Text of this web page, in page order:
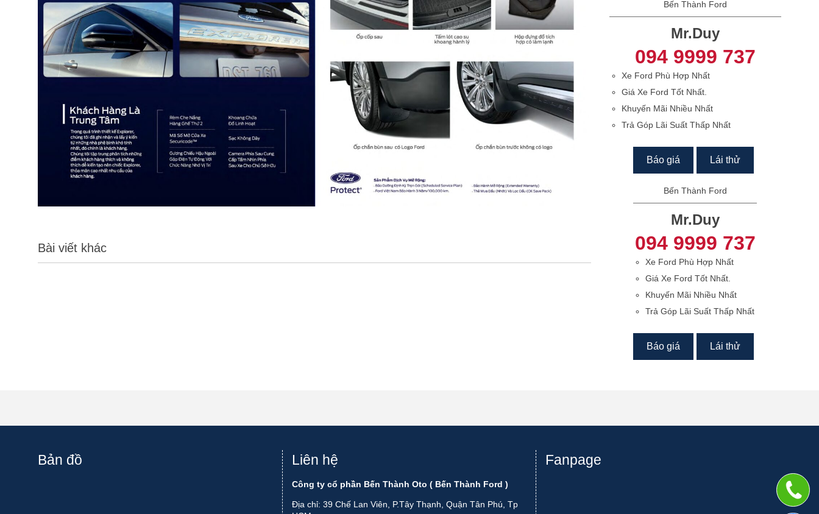
Bài viết khác
Bến Thành Ford
Mr.Duy
094 9999 737
Xe Ford Phù Hợp Nhất
Giá Xe Ford Tốt Nhất.
Khuyến Mãi Nhiều Nhất
Trả Góp Lãi Suất Thấp Nhất
Báo giá Lái thử
Bến Thành Ford
Mr.Duy
094 9999 737
Xe Ford Phù Hợp Nhất
Giá Xe Ford Tốt Nhất.
Khuyến Mãi Nhiều Nhất
Trả Góp Lãi Suất Thấp Nhất
Báo giá Lái thử
Bản đồ Liên hệ
Công ty cổ phần Bến Thành Oto ( Bến Thành Ford )
Địa chỉ: 39 Chế Lan Viên, P.Tây Thạnh, Quận Tân Phú, Tp
Fanpage